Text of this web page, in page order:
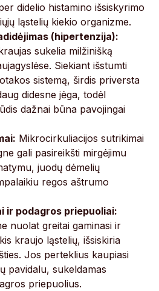
didelio histamino išsiskyrimo
ląstelių kiekio organizme.
(hipertenzija):
sukelia milžinišką
Siekiant išstumti
sistemą, širdis priversta
didesne jėga, todėl
dažnai būna pavojingai
Mikrocirkuliacijos sutrikimai
gali pasireikšti mirgėjimu
juodų dėmelių
regos aštrumo
ir podagros priepuoliai:
nuolat greitai gaminasi ir
kraujo ląstelių, išsiskiria
Jos perteklius kaupiasi
pavidalu, sukeldamas
priepuolius.